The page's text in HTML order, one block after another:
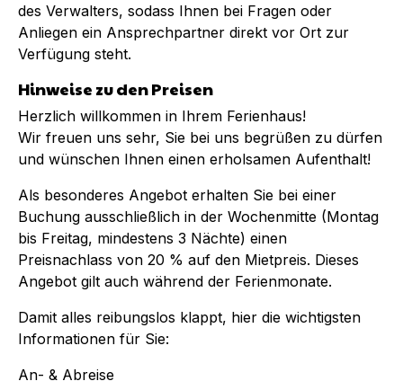
des Verwalters, sodass Ihnen bei Fragen oder
Anliegen ein Ansprechpartner direkt vor Ort zur
Verfügung steht.
Hinweise zu den Preisen
Herzlich willkommen in Ihrem Ferienhaus!
Wir freuen uns sehr, Sie bei uns begrüßen zu dürfen
und wünschen Ihnen einen erholsamen Aufenthalt!
Als besonderes Angebot erhalten Sie bei einer
Buchung ausschließlich in der Wochenmitte (Montag
bis Freitag, mindestens 3 Nächte) einen
Preisnachlass von 20 % auf den Mietpreis. Dieses
Angebot gilt auch während der Ferienmonate.
Damit alles reibungslos klappt, hier die wichtigsten
Informationen für Sie:
An- & Abreise